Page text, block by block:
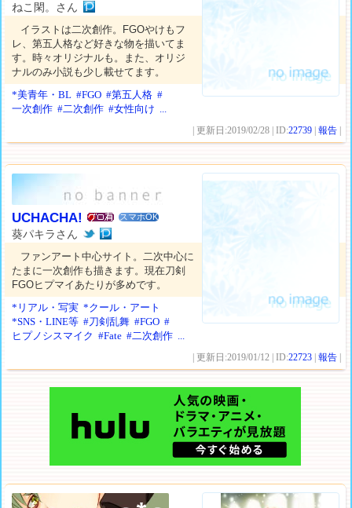
ねこ閑。さん
イラストは二次創作。FGOやけもフ
レ、第五人格など好きな物を描いてま
す。時々オリジナルも。また、オリジ
ナルのみ小説も少し載せてます。
*美青年・BL #FGO #第五人格 #
一次創作 #二次創作 #女性向け ...
| 更新日:2019/02/28 | ID:22739 |報告
UCHACHA! スマホOK
葵パキラさん
ファンアート中心サイト。二次中心に
たまに一次創作も描きます。現在刀剣
FGOヒプマイあたりが多めです。
*リアル・写実 *クール・アート
*SNS・LINE等 #刀剣乱舞 #FGO #
ヒプノシスマイク #Fate #二次創作 ...
| 更新日:2019/01/12 | ID:22723 |報告